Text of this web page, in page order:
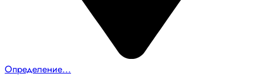
Определение...